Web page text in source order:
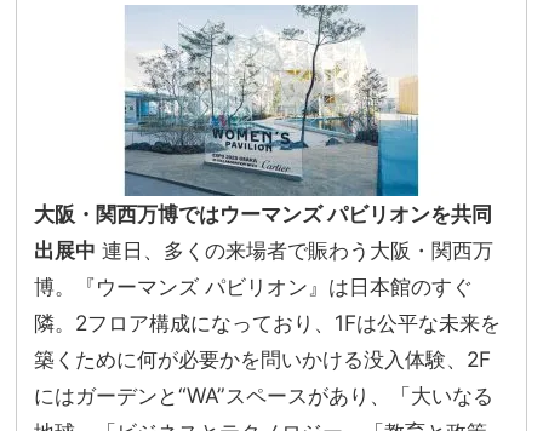
大阪・関西万博ではウーマンズ パビリオンを共同
出展中 連日、多くの来場者で賑わう大阪・関西万
博。『ウーマンズ パビリオン』は日本館のすぐ
隣。2フロア構成になっており、1Fは公平な未来を
築くために何が必要かを問いかける没入体験、2F
にはガーデンと“WA”スペースがあり、「大いなる